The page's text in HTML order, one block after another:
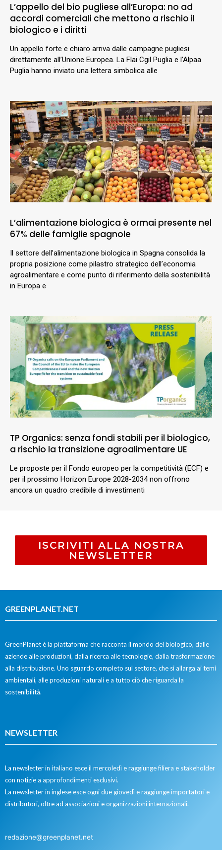
L’appello del bio pugliese all’Europa: no ad
accordi comerciali che mettono a rischio il
biologico e i diritti
Un appello forte e chiaro arriva dalle campagne pugliesi
direttamente all’Unione Europea. La Flai Cgil Puglia e l’Alpaa
Puglia hanno inviato una lettera simbolica alle
L’alimentazione biologica è ormai presente nel
67% delle famiglie spagnole
Il settore dell’alimentazione biologica in Spagna consolida la
propria posizione come pilastro strategico dell’economia
agroalimentare e come punto di riferimento della sostenibilità
in Europa e
TP Organics: senza fondi stabili per il biologico,
a rischio la transizione agroalimentare UE
Le proposte per il Fondo europeo per la competitività (ECF) e
per il prossimo Horizon Europe 2028-2034 non offrono
ancora un quadro credibile di investimenti
ISCRIVITI ALLA NOSTRA
NEWSLETTER
GREENPLANET.NET
GreenPlanet è la piattaforma che racconta il mondo del biologico, dalle
aziende alle produzioni, dalla ricerca alle tecnologie, dalla trasformazione
alla distribuzione. Uno sguardo completo sul settore, che si allarga ai temi
ambientali, alle produzioni naturali e a tutto ciò che riguarda la
sostenibilità.
NEWSLETTER
La newsletter in italiano esce il mercoledì e raggiunge filiera e stakeholder
con notizie a approfondimenti esclusivi.
La newsletter in inglese esce ogni due giovedì e raggiunge importatori e
distributori, oltre ad associazioni e organizzazioni internazionali.
redazione@greenplanet.net